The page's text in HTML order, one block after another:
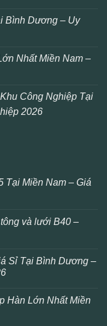
Bình Dương – Uy
Nhất Miền Nam –
Công Nghiệp Tại
2026
Tại Miền Nam – Giá
và lưới B40 –
Sỉ Tại Bình Dương –
Hàn Lớn Nhất Miền